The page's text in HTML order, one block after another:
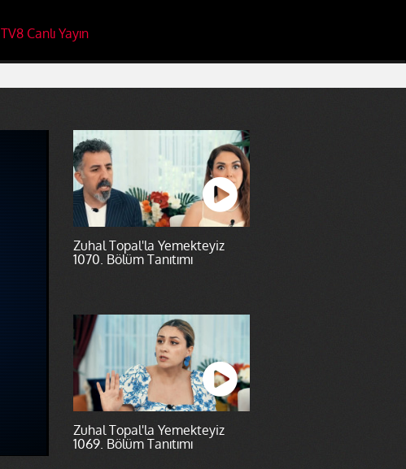
TV8 Canlı Yayın
Zuhal Topal'la Yemekteyiz
1070. Bölüm Tanıtımı
Zuhal Topal'la Yemekteyiz
1069. Bölüm Tanıtımı